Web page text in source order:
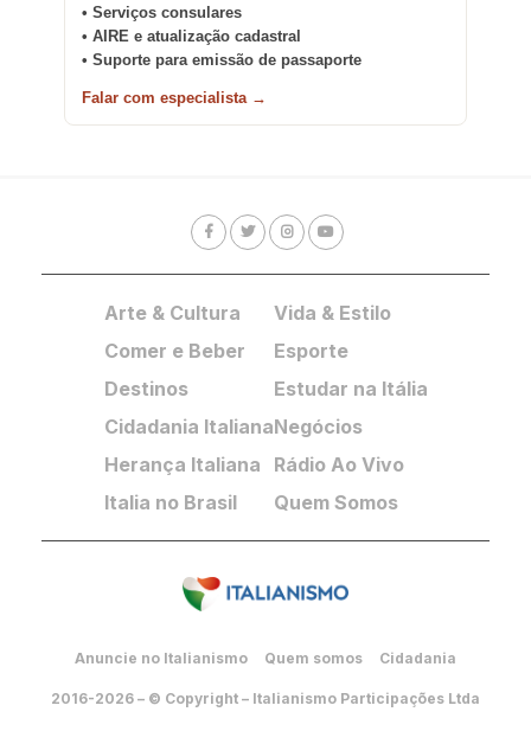
• Serviços consulares
• AIRE e atualização cadastral
• Suporte para emissão de passaporte
Falar com especialista →
Arte & Cultura
Comer e Beber
Destinos
Cidadania Italiana
Herança Italiana
Italia no Brasil
Vida & Estilo
Esporte
Estudar na Itália
Negócios
Rádio Ao Vivo
Quem Somos
Anuncie no Italianismo Quem somos Cidadania
2016-2026 – © Copyright – Italianismo Participações Ltda